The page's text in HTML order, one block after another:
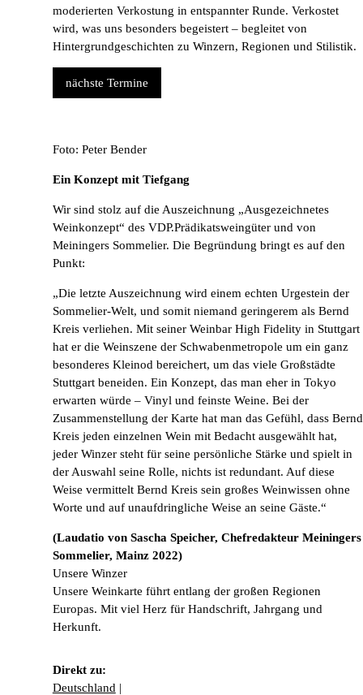
moderierten Verkostung in entspannter Runde. Verkostet
wird, was uns besonders begeistert – begleitet von
Hintergrundgeschichten zu Winzern, Regionen und Stilistik.
nächste Termine
Foto: Peter Bender
Ein Konzept mit Tiefgang
Wir sind stolz auf die Auszeichnung „Ausgezeichnetes
Weinkonzept“ des VDP.Prädikatsweingüter und von
Meiningers Sommelier. Die Begründung bringt es auf den
Punkt:
„Die letzte Auszeichnung wird einem echten Urgestein der
Sommelier-Welt, und somit niemand geringerem als Bernd
Kreis verliehen. Mit seiner Weinbar High Fidelity in Stuttgart
hat er die Weinszene der Schwabenmetropole um ein ganz
besonderes Kleinod bereichert, um das viele Großstädte
Stuttgart beneiden. Ein Konzept, das man eher in Tokyo
erwarten würde – Vinyl und feinste Weine. Bei der
Zusammenstellung der Karte hat man das Gefühl, dass Bernd
Kreis jeden einzelnen Wein mit Bedacht ausgewählt hat,
jeder Winzer steht für seine persönliche Stärke und spielt in
der Auswahl seine Rolle, nichts ist redundant. Auf diese
Weise vermittelt Bernd Kreis sein großes Weinwissen ohne
Worte und auf unaufdringliche Weise an seine Gäste.“
(Laudatio von Sascha Speicher, Chefredakteur Meiningers
Sommelier, Mainz 2022)
Unsere Winzer
Unsere Weinkarte führt entlang der großen Regionen
Europas. Mit viel Herz für Handschrift, Jahrgang und
Herkunft.
Direkt zu:
Deutschland |